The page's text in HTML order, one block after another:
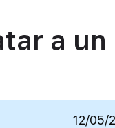
a un
12/05/